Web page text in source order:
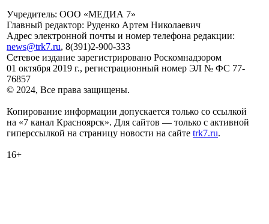
Учредитель: ООО «МЕДИА 7»
Главный редактор: Руденко Артем Николаевич
Адрес электронной почты и номер телефона редакции:
news@trk7.ru, 8(391)2-900-333
Сетевое издание зарегистрировано Роскомнадзором
01 октября 2019 г., регистрационный номер ЭЛ № ФС 77-
76857
© 2024, Все права защищены.
Копирование информации допускается только со ссылкой
на «7 канал Красноярск». Для сайтов — только с активной
гиперссылкой на страницу новости на сайте trk7.ru.
16+